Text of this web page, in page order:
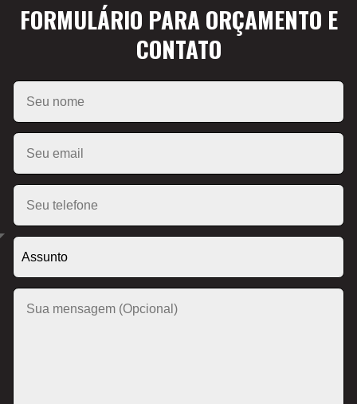
FORMULÁRIO PARA ORÇAMENTO E
CONTATO
Please leave this field empty.